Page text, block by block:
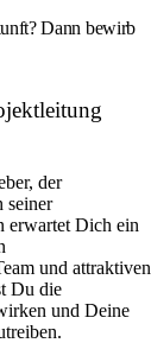
Dann bewirb
der
seiner
erwartet Dich ein
und attraktiven
Du die
und Deine